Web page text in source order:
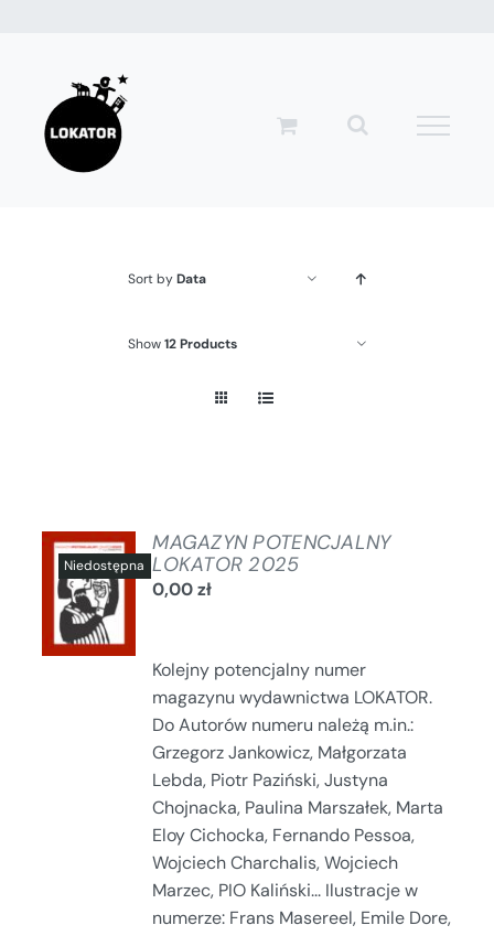
zawartości
Sort byData
Show12 Products
SZCZEGÓŁY
MAGAZYN POTENCJALNY
LOKATOR 2025
0,00zł
Kolejny potencjalny numer
magazynu wydawnictwa LOKATOR.
Do Autorów numeru należą m.in.:
Grzegorz Jankowicz, Małgorzata
Lebda, Piotr Paziński, Justyna
Chojnacka, Paulina Marszałek, Marta
Eloy Cichocka, Fernando Pessoa,
Wojciech Charchalis, Wojciech
Marzec, PIO Kaliński... Ilustracje w
numerze: Frans Masereel, Emile Dore,